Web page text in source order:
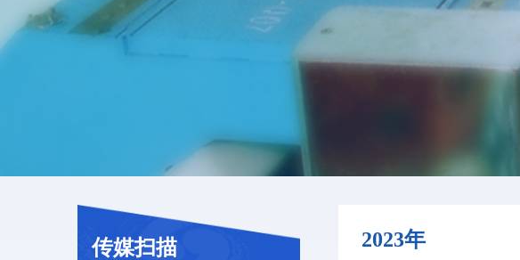
传媒扫描 2023年